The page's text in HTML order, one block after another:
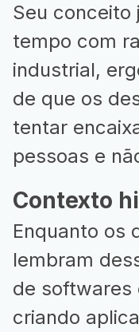
Seu conceito
tempo com
industrial,
de que os
tentar
pessoas e
Contexto
Enquanto os
lembram
de softwares
criando